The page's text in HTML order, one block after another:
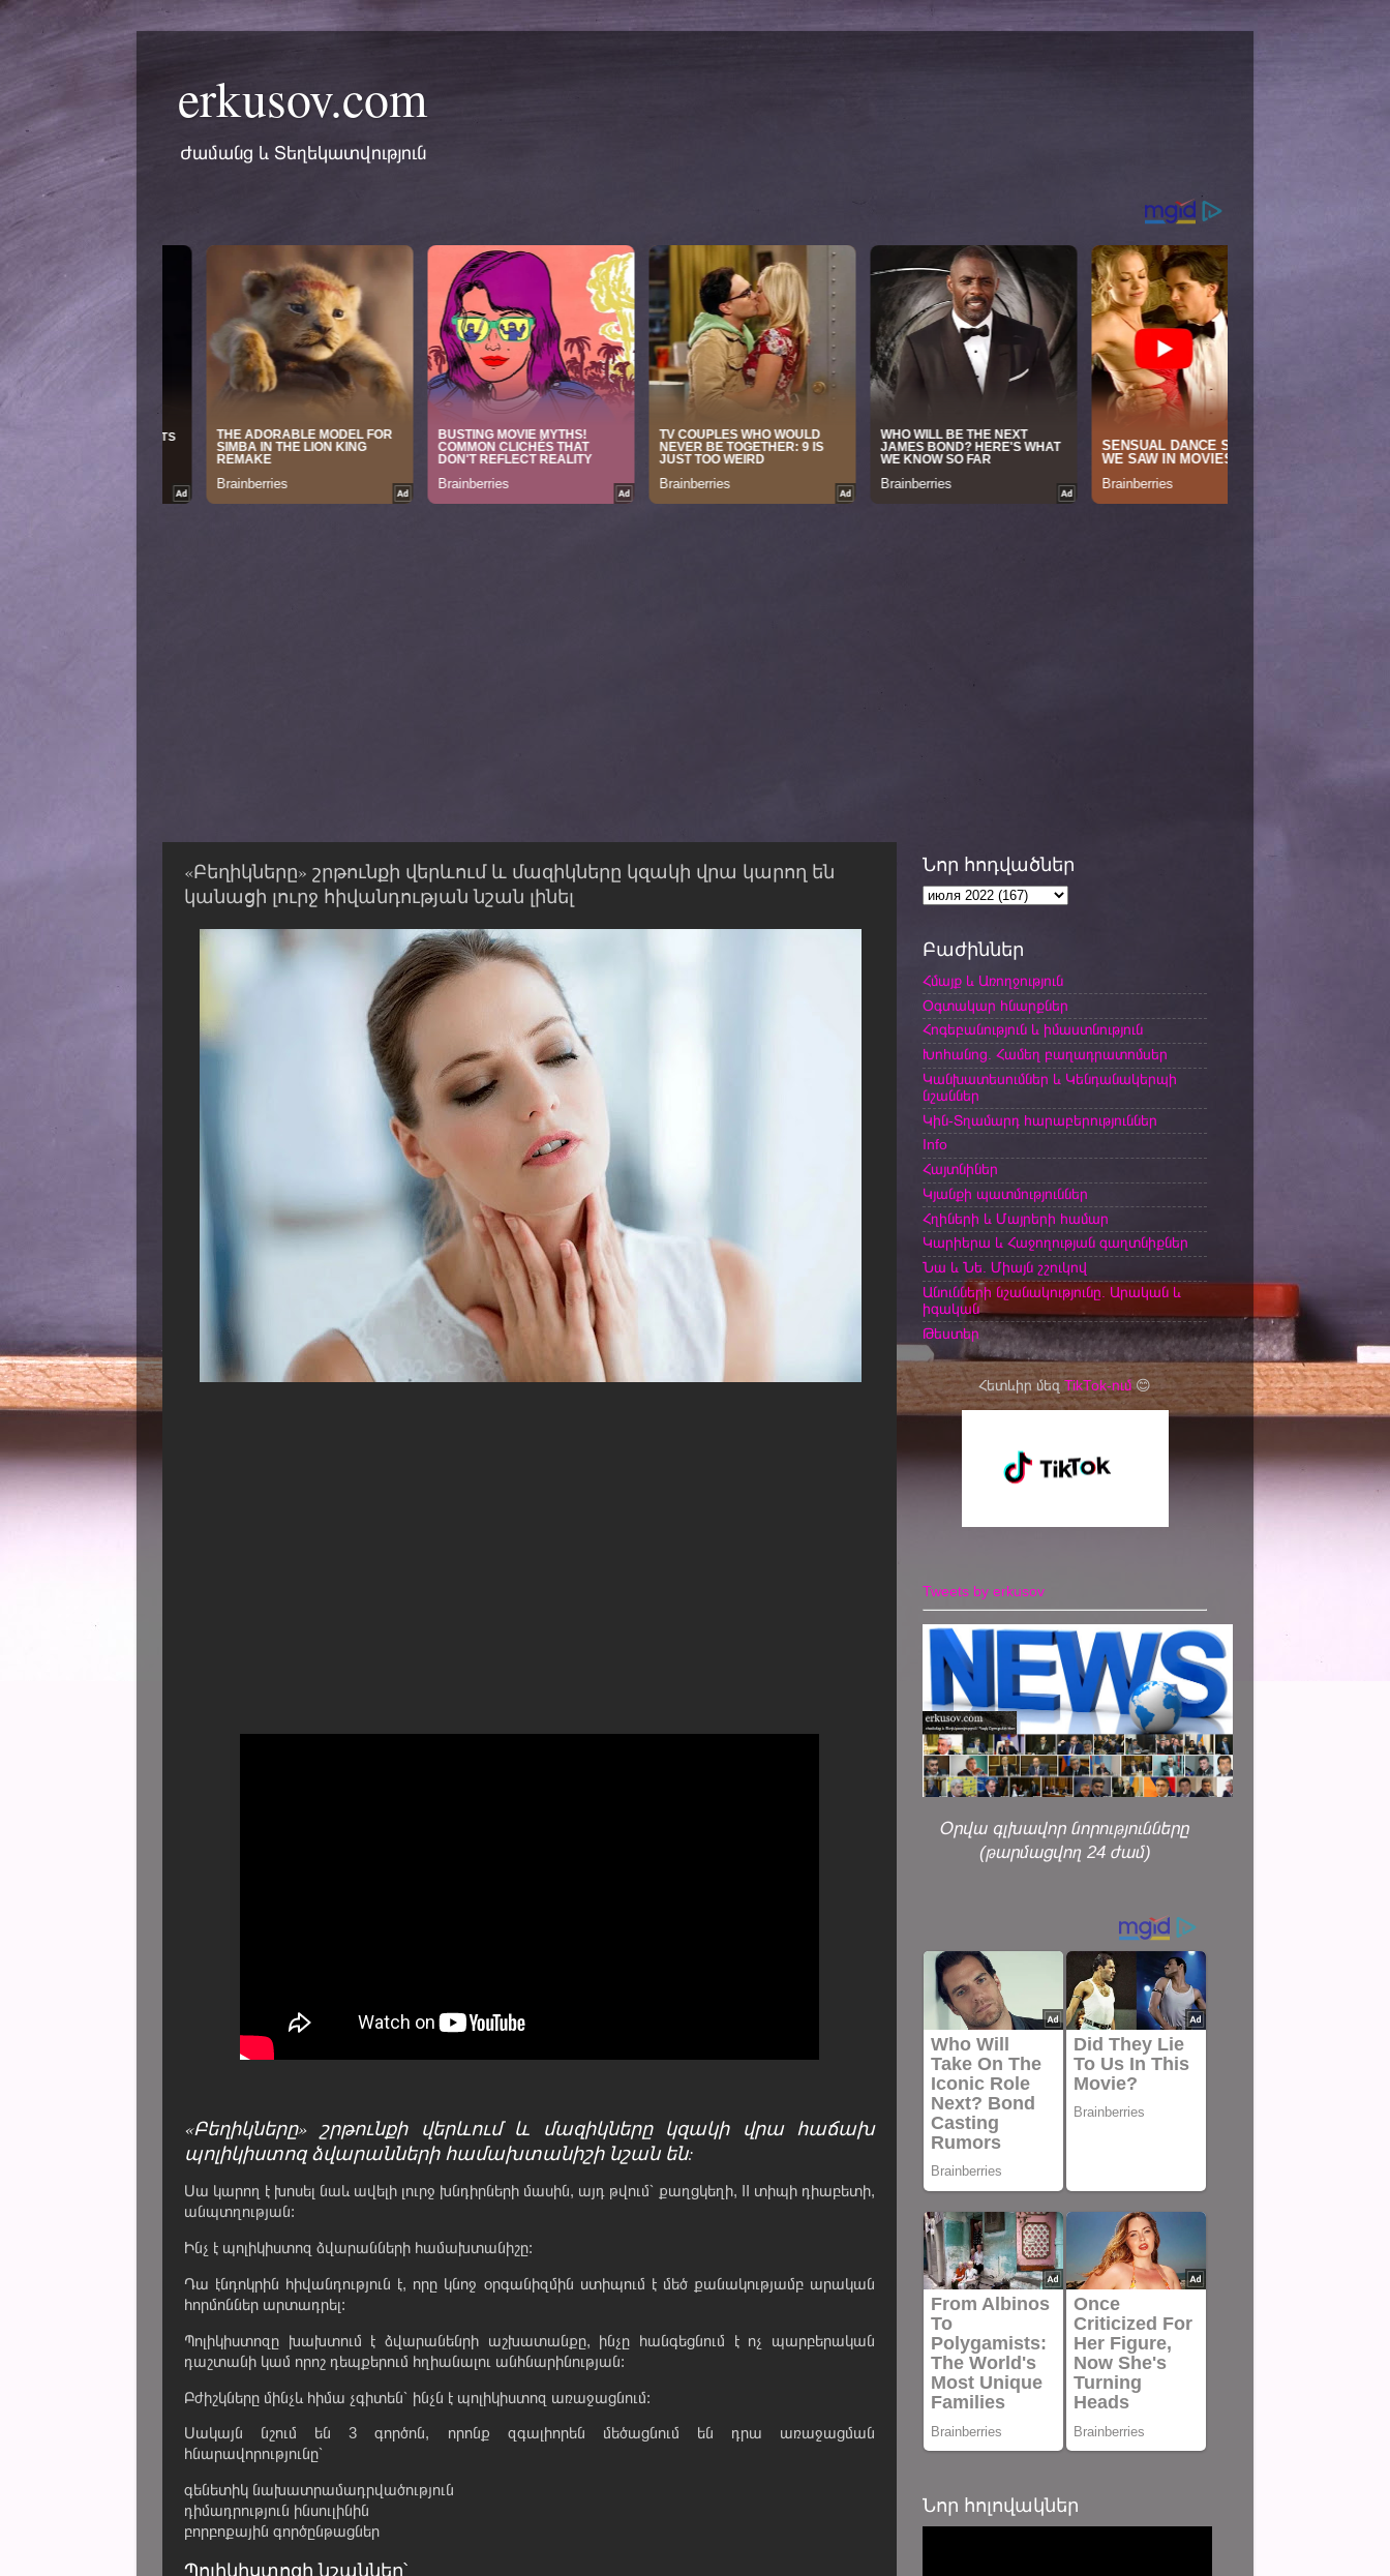
erkusov.com
Ժամանց և Տեղեկատվություն
«Բեղիկները» շրթունքի վերևում և մազիկները կզակի վրա կարող են
կանացի լուրջ հիվանդության նշան լինել
«Բեղիկները» շրթունքի վերևում և մազիկները կզակի վրա հաճախ
պոլիկիստոզ ձվարանների համախտանիշի նշան են:
Սա կարող է խոսել նաև ավելի լուրջ խնդիրների մասին, այդ թվում՝ քաղցկեղի, II տիպի դիաբետի,
անպտղության:
Ինչ է պոլիկիստոզ ձվարանների համախտանիշը:
Դա էնդոկրին հիվանդություն է, որը կնոջ օրգանիզմին ստիպում է մեծ քանակությամբ արական
հորմոններ արտադրել:
Պոլիկիստոզը խախտում է ձվարանենրի աշխատանքը, ինչը հանգեցնում է ոչ պարբերական
դաշտանի կամ որոշ դեպքերում հղիանալու անհնարինության:
Բժիշկները մինչև հիմա չգիտեն՝ ինչն է պոլիկիստոզ առաջացնում:
Սակայն նշում են 3 գործոն, որոնք զգալիորեն մեծացնում են դրա առաջացման
հնարավորությունը՝
գենետիկ նախատրամադրվածություն
դիմադրություն ինսուլինին
բորբոքային գործընթացներ
Պոլիկիստոզի նշաններ՝
Նոր հոդվածներ
Բաժիններ
Հմայք և Առողջություն
Օգտակար հնարքներ
Հոգեբանություն և իմաստնություն
Խոհանոց. Համեղ բաղադրատոմսեր
Կանխատեսումներ և Կենդանակերպի
նշաններ
Կին-Տղամարդ հարաբերություններ
Info
Հայտնիներ
Կյանքի պատմություններ
Հղիների և Մայրերի համար
Կարիերա և Հաջողության գաղտնիքներ
Նա և Նե. Միայն շշուկով
Անունների նշանակությունը. Արական և
իգական
Թեստեր
Հետևիր մեզ TikTok-ում😊
Tweets by erkusov
Օրվա գլխավոր նորությունները
(թարմացվող 24 ժամ)
Նոր հոլովակներ